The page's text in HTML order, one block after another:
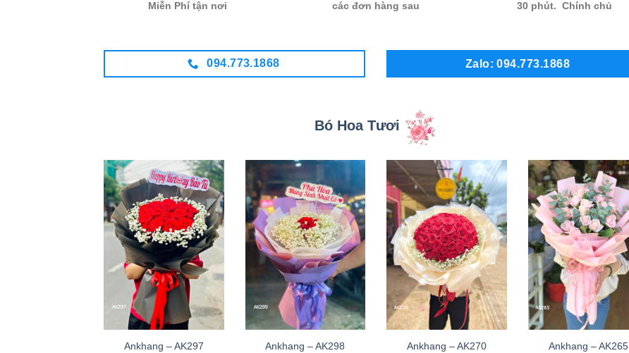
Miễn Phí tận nơi
các đơn hàng sau
30 phút. Chính chủ
094.773.1868 Zalo: 094.773.1868
Bó Hoa Tươi
Ankhang – AK297
Ankhang – AK298
Ankhang – AK270
Ankhang – AK265